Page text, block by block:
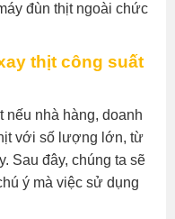
đùn thịt ngoài chức
thịt công suất
nếu nhà hàng, doanh
với số lượng lớn, từ
Sau đây, chúng ta sẽ
ý mà việc sử dụng